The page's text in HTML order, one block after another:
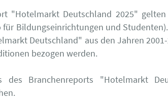
"Hotelmarkt Deutschland 2025"
für Bildungseinrichtungen und
Deutschland" aus den Jahren
bezogen werden.
des Branchenreports "Hotelmarkt